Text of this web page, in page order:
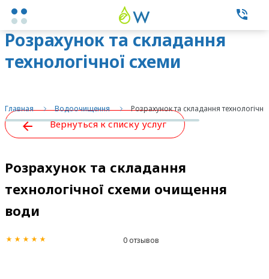
Каталог товаров
Фильтры бытовые
О нас
Розрахунок та складання
технологічної схеми
Главная Водоочищення Розрахунок та складання
Вернуться к списку услуг
Розрахунок та складання
технологічної схеми очищення
води
0 отзывов